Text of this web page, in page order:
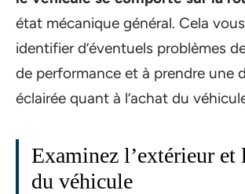
état mécanique général. Cela
identifier d’éventuels problèmes
de performance et à prendre une
éclairée quant à l’achat du
Examinez l’extérieur et
du véhicule